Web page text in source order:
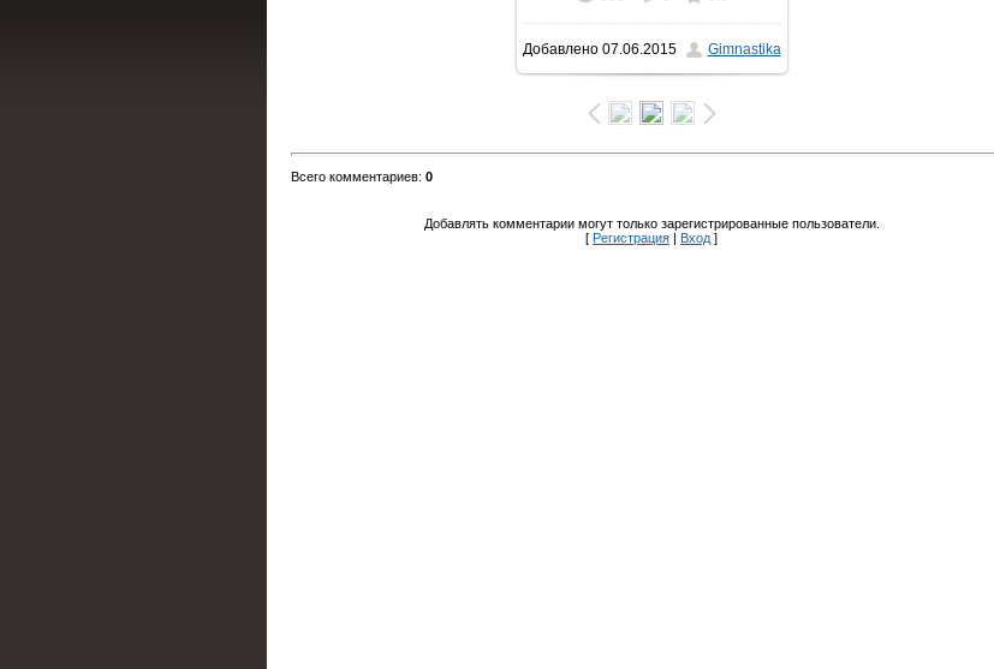
1066x1600/ 168.3Kb
Добавлено07.06.2015 Gimnastika
Всего комментариев: 0
Добавлять комментарии могут только зарегистрированные пользователи.
[ Регистрация Вход]